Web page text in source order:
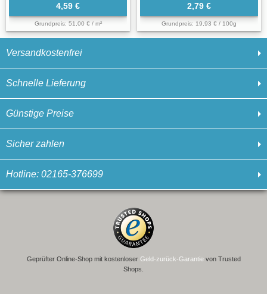
Versandkostenfrei
Schnelle Lieferung
Günstige Preise
Sicher zahlen
Hotline: 02165-376699
4,59 €
Grundpreis: 51,00 € / m²
2,79 €
Grundpreis: 19,93 € / 100g
Geprüfter Online-Shop mit kostenloser Geld-zurück-Garantievon Trusted
Shops.